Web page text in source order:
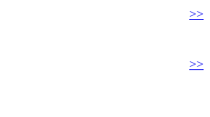
>>
>>